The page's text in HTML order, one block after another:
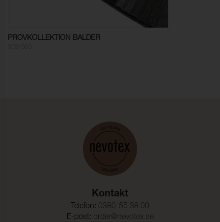
5 (ISO 105-X12)
1100 N (ISO 13934-1)
100 N (ISO 13937-3)
800 N (ISO 13937-3)
Dimensionsändring Väft: - 1,2 % (ISO 5077)
Färghärdighet mot
ISO 105-C06
PROVKOLLEKTION BALDER
Kontakt
Telefon: 0380-55 38 00
E-post: order@nevotex.se